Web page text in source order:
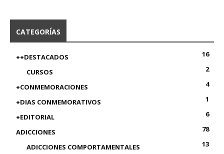
CATEGORÍAS
++DESTACADOS
16
CURSOS
2
+CONMEMORACIONES
4
+DIAS CONMEMORATIVOS
1
+EDITORIAL
6
ADICCIONES
78
ADICCIONES COMPORTAMENTALES
13